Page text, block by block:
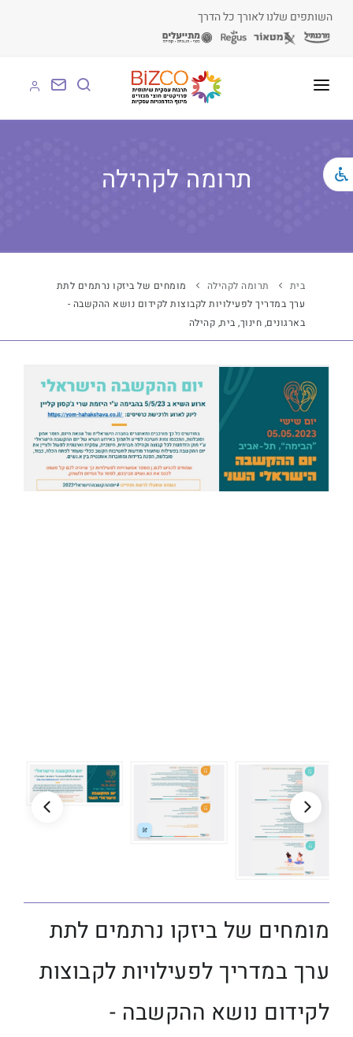
השותפים שלנו לאורך כל הדרך
על BIZCO
BIZCO לעסקים
לומדים עם BIZCO
תרומה לקהילה
בית תרומה לקהילה
מומחים של ביזקו נרתמים לתת
ערך במדריך לפעילויות לקבוצות לקידום נושא ההקשבה -
בארגונים, חינוך, בית, קהילה
מומחים של ביזקו נרתמים לתת
ערך במדריך לפעילויות לקבוצות
לקידום נושא ההקשבה -